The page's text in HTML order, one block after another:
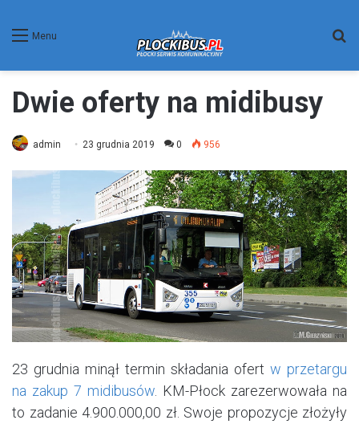
Menu
Dwie oferty na midibusy
admin 23 grudnia 2019 0 956
23 grudnia minął termin składania ofert w przetargu
na zakup 7 midibusów. KM-Płock zarezerwowała na
to zadanie 4.900.000,00 zł. Swoje propozycje złożyły